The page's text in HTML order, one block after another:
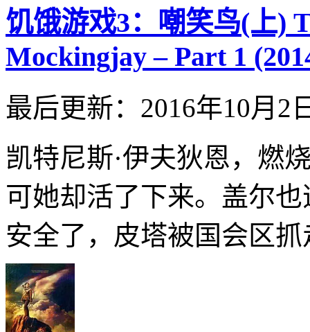
饥饿游戏3：嘲笑鸟(上)
Mockingjay – Part 1
最后更新：2016年10月2
凯特尼斯·伊夫狄恩，燃
可她却活了下来。盖尔
安全了，皮塔被国会区